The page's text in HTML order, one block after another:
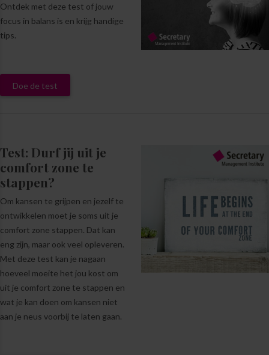
Ontdek met deze test of jouw
focus in balans is en krijg handige
tips.
Doe de test
Test: Durf jij uit je
comfort zone te
stappen?
Om kansen te grijpen en jezelf te
ontwikkelen moet je soms uit je
comfort zone stappen. Dat kan
eng zijn, maar ook veel opleveren.
Met deze test kan je nagaan
hoeveel moeite het jou kost om
uit je comfort zone te stappen en
wat je kan doen om kansen niet
aan je neus voorbij te laten gaan.